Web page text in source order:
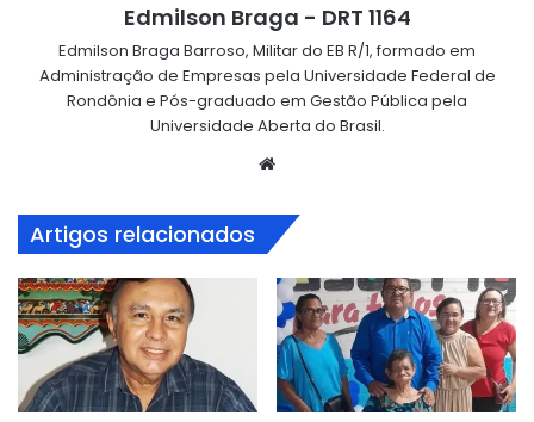
Edmilson Braga - DRT 1164
Edmilson Braga Barroso, Militar do EB R/1, formado em
Administração de Empresas pela Universidade Federal de
Rondônia e Pós-graduado em Gestão Pública pela
Universidade Aberta do Brasil.
Artigos relacionados